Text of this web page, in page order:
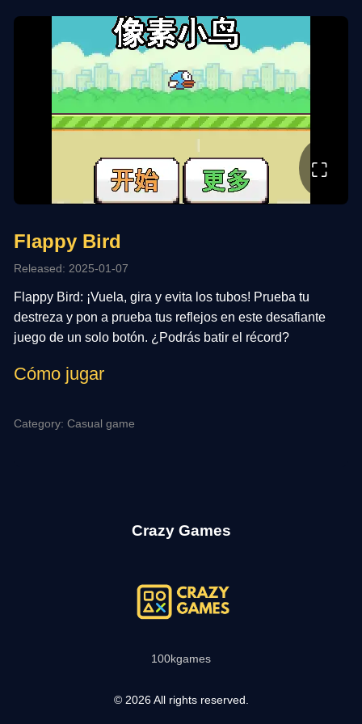
⛶
Flappy Bird
Released: 2025-01-07
Flappy Bird: ¡Vuela, gira y evita los tubos! Prueba tu
destreza y pon a prueba tus reflejos en este desafiante
juego de un solo botón. ¿Podrás batir el récord?
Cómo jugar
Category: Casual game
Crazy Games
100kgames
© 2026 All rights reserved.